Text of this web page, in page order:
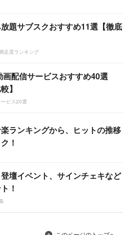
題サブスクおすすめ11選【徹底
足度ランキング
画配信サービスおすすめ40選
】
ビス20選
ランキングから、ヒットの推移
！
壇イベント、サインチェキなど
！